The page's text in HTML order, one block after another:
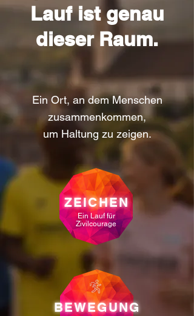
Lauf ist genau
dieser Raum.
Ein Ort, an dem Menschen
zusammenkommen,
um Haltung zu zeigen.
ZEICHEN
Ein Lauf für
Zivilcourage
BEWEGUNG